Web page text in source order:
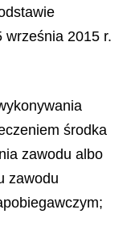
września 2015 r.
środka
zawodu albo
zawodu